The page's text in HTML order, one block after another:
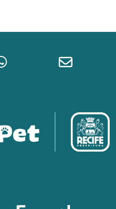
Pet
WhatsApp da Prefeitura do
E-mail do